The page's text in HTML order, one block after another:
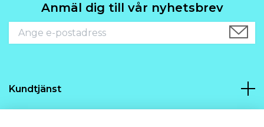
Anmäl dig till vår nyhetsbrev
Kundtjänst